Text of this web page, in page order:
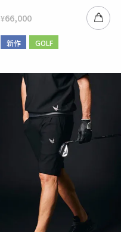
¥66,000
新作 GOLF